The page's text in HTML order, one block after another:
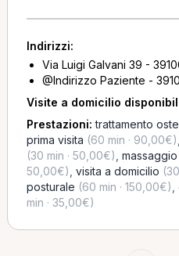
Indirizzi:
Via Luigi Galvani 39 -
@Indirizzo Paziente -
Visite a domicilio
Prestazioni:trattamento
prima visita (60 min · 90,00€)
(30 min · 50,00€)
50,00€) visita a domicilio
posturale (60 min · 150,00€)
min · 35,00€)